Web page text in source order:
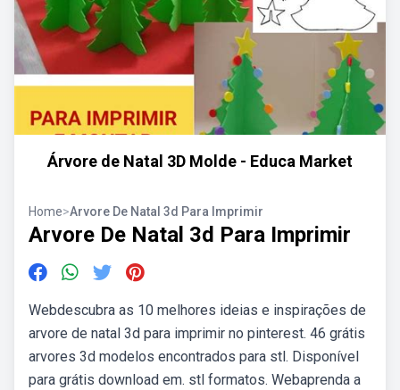
Árvore de Natal 3D Molde - Educa Market
Home>Arvore De Natal 3d Para Imprimir
Arvore De Natal 3d Para Imprimir
Webdescubra as 10 melhores ideias e inspirações de
arvore de natal 3d para imprimir no pinterest. 46 grátis
arvores 3d modelos encontrados para stl. Disponível
para grátis download em. stl formatos. Webaprenda a